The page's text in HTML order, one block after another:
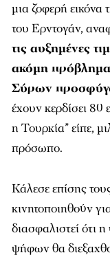
μια ζοφερή εικόνα
του Ερντογάν,
τις αυξημένες
ακόμη
Σύρων
έχουν κερδίσει 80
η Τουρκία” είπε,
πρόσωπο.
Κάλεσε επίσης
κινητοποιηθούν
διασφαλιστεί ότι
ψήφων θα